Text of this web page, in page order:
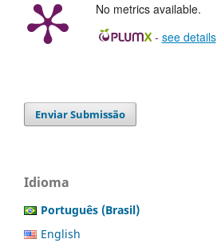
No metrics available.
- see details
Enviar Submissão
Idioma
Português (Brasil)
English